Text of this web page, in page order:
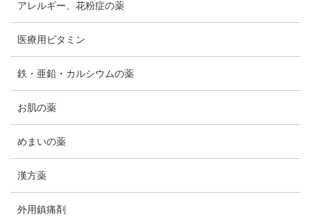
アレルギー、花粉症の薬
医療用ビタミン
鉄・亜鉛・カルシウムの薬
お肌の薬
めまいの薬
漢方薬
外用鎮痛剤